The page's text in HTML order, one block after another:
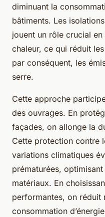
diminuant la
bâtiments. Les
jouent un rôle crucial
chaleur, ce qui réduit
par conséquent, les
serre.
Cette approche
des ouvrages. En
façades, on allonge la
Cette protection contre
variations climatiques
prématurées,
matériaux. En
performantes, on réduit
consommation